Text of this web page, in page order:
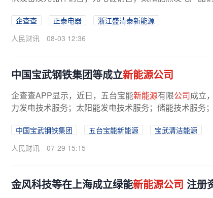
企查查 正泰电器
浙江盛清泰新能源
人民财讯
08-03 12:36
中国宝武钢铁集团等成立新能源公司
企查查APP显示，近日，五台宝能新能源有限公司成立
力发电技术服务；太阳能发电技术服务；储能技术服务
中国宝武钢铁集团 五台宝能新能源
宝武清洁能源
人民财讯
07-29 15:15
金风科技等在上海成立绿能新能源公司 注册